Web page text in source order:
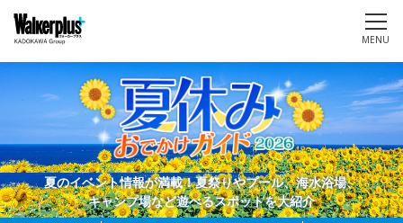
MENU
夏のイベント情報が満載！夏祭りやプール、海水浴場、
キャンプ場など遊べるスポットを大紹介